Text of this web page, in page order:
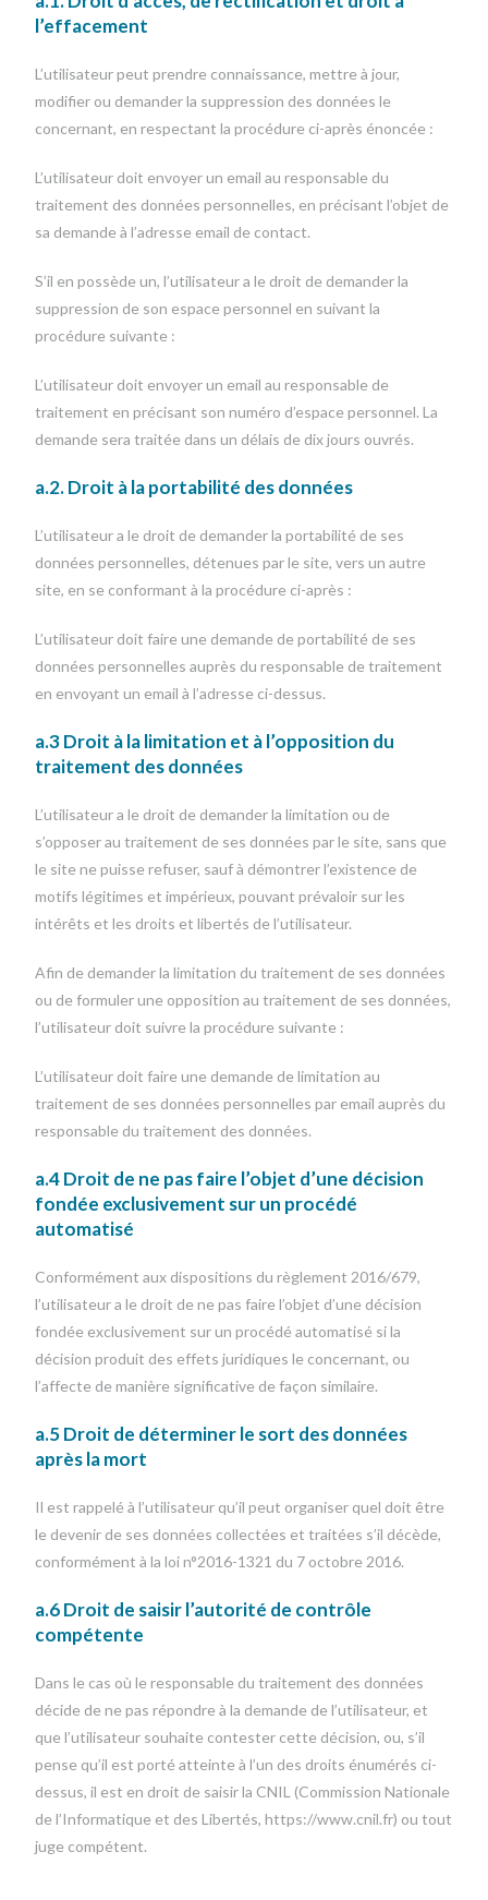
l’effacement
L’utilisateur peut prendre connaissance, mettre à jour,
modifier ou demander la suppression des données le
concernant, en respectant la procédure ci-après énoncée :
L’utilisateur doit envoyer un email au responsable du
traitement des données personnelles, en précisant l’objet de
sa demande à l’adresse email de contact.
S’il en possède un, l’utilisateur a le droit de demander la
suppression de son espace personnel en suivant la
procédure suivante :
L’utilisateur doit envoyer un email au responsable de
traitement en précisant son numéro d’espace personnel. La
demande sera traitée dans un délais de dix jours ouvrés.
a.2. Droit à la portabilité des données
L’utilisateur a le droit de demander la portabilité de ses
données personnelles, détenues par le site, vers un autre
site, en se conformant à la procédure ci-après :
L’utilisateur doit faire une demande de portabilité de ses
données personnelles auprès du responsable de traitement
en envoyant un email à l’adresse ci-dessus.
a.3 Droit à la limitation et à l’opposition du
traitement des données
L’utilisateur a le droit de demander la limitation ou de
s’opposer au traitement de ses données par le site, sans que
le site ne puisse refuser, sauf à démontrer l’existence de
motifs légitimes et impérieux, pouvant prévaloir sur les
intérêts et les droits et libertés de l’utilisateur.
Afin de demander la limitation du traitement de ses données
ou de formuler une opposition au traitement de ses données,
l’utilisateur doit suivre la procédure suivante :
L’utilisateur doit faire une demande de limitation au
traitement de ses données personnelles par email auprès du
responsable du traitement des données.
a.4 Droit de ne pas faire l’objet d’une décision
fondée exclusivement sur un procédé
automatisé
Conformément aux dispositions du règlement 2016/679,
l’utilisateur a le droit de ne pas faire l’objet d’une décision
fondée exclusivement sur un procédé automatisé si la
décision produit des effets juridiques le concernant, ou
l’affecte de manière significative de façon similaire.
a.5 Droit de déterminer le sort des données
après la mort
Il est rappelé à l’utilisateur qu’il peut organiser quel doit être
le devenir de ses données collectées et traitées s’il décède,
conformément à la loi n°2016-1321 du 7 octobre 2016.
a.6 Droit de saisir l’autorité de contrôle
compétente
Dans le cas où le responsable du traitement des données
décide de ne pas répondre à la demande de l’utilisateur, et
que l’utilisateur souhaite contester cette décision, ou, s’il
pense qu’il est porté atteinte à l’un des droits énumérés ci-
dessus, il est en droit de saisir la CNIL (Commission Nationale
de l’Informatique et des Libertés, https://www.cnil.fr) ou tout
juge compétent.